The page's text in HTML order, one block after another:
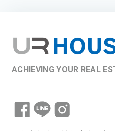
ACHIEVING YOUR REAL